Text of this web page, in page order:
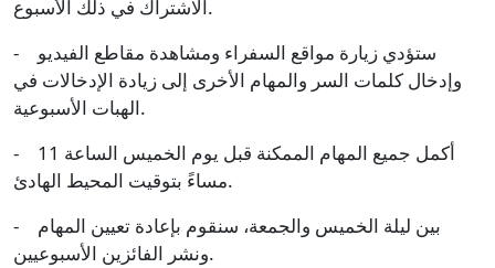
الاشتراك في ذلك الأسبوع.
- ستؤدي زيارة مواقع السفراء ومشاهدة مقاطع الفيديو
وإدخال كلمات السر والمهام الأخرى إلى زيادة الإدخالات في
الهبات الأسبوعية.
- أكمل جميع المهام الممكنة قبل يوم الخميس الساعة 11
مساءً بتوقيت المحيط الهادئ.
- بين ليلة الخميس والجمعة، سنقوم بإعادة تعيين المهام
ونشر الفائزين الأسبوعيين.